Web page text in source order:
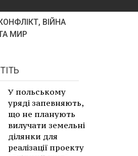
ВІЙНА
МИР
У польському
уряді запевняють,
що не планують
вилучати земельні
ділянки для
реалізації проекту